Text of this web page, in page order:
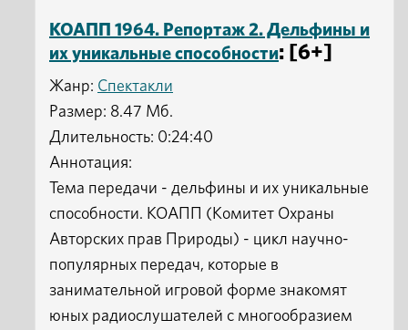
КОАПП 1964. Репортаж 2. Дельфины и
их уникальные способности: [6+]
Жанр: Спектакли
Размер: 8.47 Мб.
Длительность: 0:24:40
Аннотация:
Тема передачи - дельфины и их уникальные
способности. КОАПП (Комитет Охраны
Авторских прав Природы) - цикл научно-
популярных передач, которые в
занимательной игровой форме знакомят
юных радиослушателей с многообразием